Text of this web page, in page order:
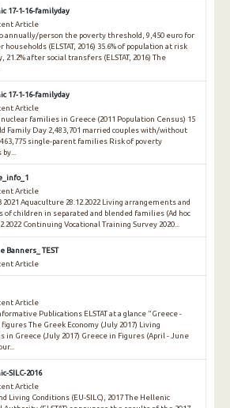
17-1-16-familyday
Article
annually/person the poverty threshold, 9,450 euro for
households (ELSTAT, 2016) 35.6% of population at risk
21.2% after social transfers (ELSTAT, 2016) The
17-1-16-familyday
Article
nuclear families in Greece (2011 Population Census) 15
Family Day 2,483,701 married couples with/without
single-parent families Risk of poverty
Article
2021 Aquaculture 28.12.2022 Living arrangements and
of children in separated and blended families (Ad hoc
Continuing Vocational Training Survey 2020...
Banners_ TEST
Article
Article
Publications ELSTAT at a glance "Greece -
The Greek Economy (July 2017) Living
in Greece (July 2017) Greece in Figures (April - June
SILC-2016
Article
Living Conditions (EU-SILC), 2017 The Hellenic